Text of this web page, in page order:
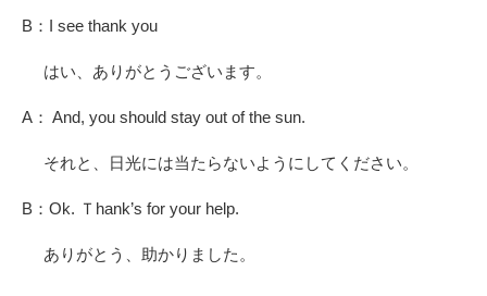
B：I see thank you
はい、ありがとうございます。
A： And, you should stay out of the sun.
それと、日光には当たらないようにしてください。
B：Ok. Ｔhank’s for your help.
ありがとう、助かりました。